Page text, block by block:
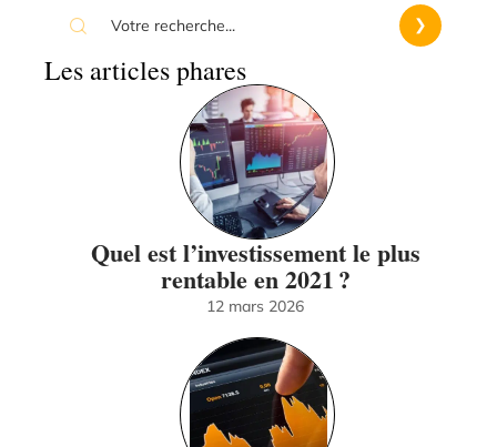
Les articles phares
Quel est l’investissement le plus
rentable en 2021 ?
12 mars 2026